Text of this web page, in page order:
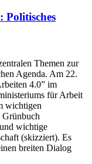
Politisches
Themen zur
Agenda. Am 22.
4.0” im
für Arbeit
wichtigen
Grünbuch
wichtige
(skizziert). Es
breiten Dialog